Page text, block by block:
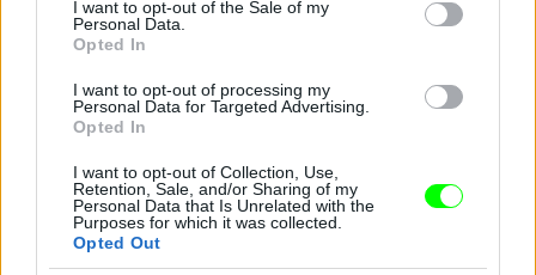
I want to opt-out of the Sale of my
Personal Data.
Opted In
I want to opt-out of processing my
Personal Data for Targeted Advertising.
Opted In
I want to opt-out of Collection, Use,
Retention, Sale, and/or Sharing of my
Personal Data that Is Unrelated with the
Purposes for which it was collected.
Opted Out